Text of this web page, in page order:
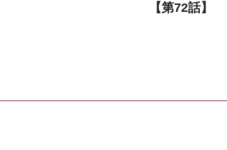
【第72話】